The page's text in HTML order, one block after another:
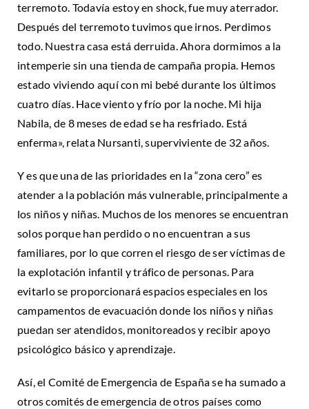
terremoto. Todavía estoy en shock, fue muy aterrador.
Después del terremoto tuvimos que irnos. Perdimos
todo. Nuestra casa está derruida. Ahora dormimos a la
intemperie sin una tienda de campaña propia. Hemos
estado viviendo aquí con mi bebé durante los últimos
cuatro días. Hace viento y frío por la noche. Mi hija
Nabila, de 8 meses de edad se ha resfriado. Está
enferma», relata Nursanti, superviviente de 32 años.
Y es que una de las prioridades en la “zona cero” es
atender a la población más vulnerable, principalmente a
los niños y niñas. Muchos de los menores se encuentran
solos porque han perdido o no encuentran a sus
familiares, por lo que corren el riesgo de ser víctimas de
la explotación infantil y tráfico de personas. Para
evitarlo se proporcionará espacios especiales en los
campamentos de evacuación donde los niños y niñas
puedan ser atendidos, monitoreados y recibir apoyo
psicológico básico y aprendizaje.
Así, el Comité de Emergencia de España se ha sumado a
otros comités de emergencia de otros países como